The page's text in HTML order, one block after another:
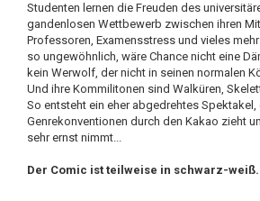
Studenten lernen die Freuden des
gandenlosen Wettbewerb zwischen ihren
Professoren, Examensstress und vieles
so ungewöhnlich, wäre Chance nicht eine
kein Werwolf, der nicht in seinen normalen
Und ihre Kommilitonen sind Walküren,
So entsteht ein eher abgedrehtes Spektakel,
Genrekonventionen durch den Kakao zieht
sehr ernst nimmt...
Der Comic ist teilweise in schwarz-weiß.